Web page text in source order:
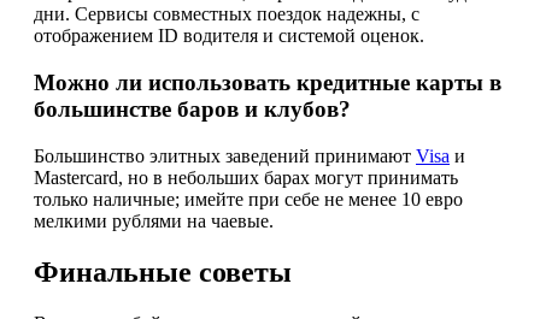
дни. Сервисы совместных поездок надежны, с
отображением ID водителя и системой оценок.
Можно ли использовать кредитные карты в
большинстве баров и клубов?
Большинство элитных заведений принимают Visa и
Mastercard, но в небольших барах могут принимать
только наличные; имейте при себе не менее 10 евро
мелкими рублями на чаевые.
Финальные советы